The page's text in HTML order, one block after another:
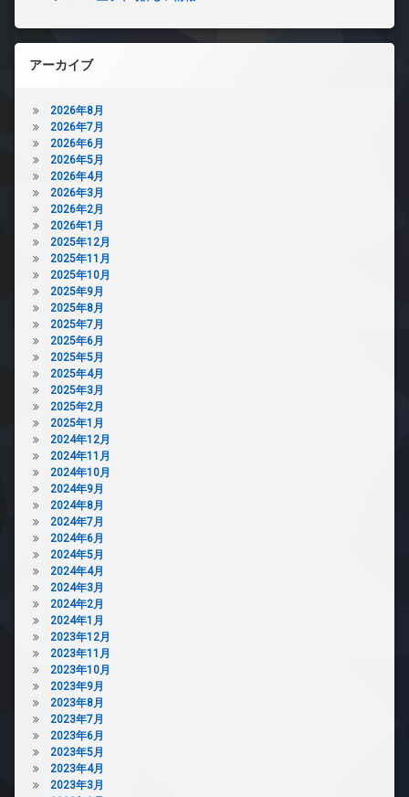
場
き
場
ペ
内
廊
下
宅
配
ボ
ッ
ク
ス
敷
地
内
ゴ
ミ
置
き
場
防
犯
カ
メ
ラ
駐
輪
場
ー
タ
ー
ト
ロ
ッ
ク
デ
ザ
イ
ナ
ー
ズ
ペ
ッ
ト
可
内
廊
下
宅
配
ボ
ッ
ク
ス
敷
地
内
ゴ
ミ
置
き
場
楽
器
可
アーカイブ
2026年8月
2026年7月
2026年6月
2026年5月
2026年4月
2026年3月
2026年2月
2026年1月
2025年12月
2025年11月
2025年10月
2025年9月
2025年8月
2025年7月
2025年6月
2025年5月
2025年4月
2025年3月
2025年2月
2025年1月
2024年12月
2024年11月
2024年10月
2024年9月
2024年8月
2024年7月
2024年6月
2024年5月
2024年4月
2024年3月
2024年2月
2024年1月
2023年12月
2023年11月
2023年10月
2023年9月
2023年8月
2023年7月
2023年6月
2023年5月
2023年4月
2023年3月